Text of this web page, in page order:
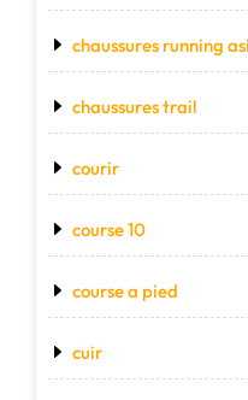
chaussures running
chaussures trail
courir
course 10
course a pied
cuir